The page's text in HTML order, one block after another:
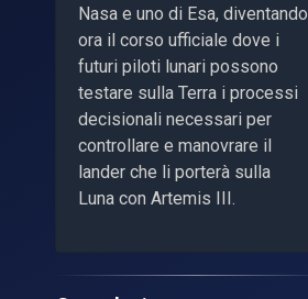
Nasa e uno di Esa, diventando
ora il corso ufficiale dove i
futuri piloti lunari possono
testare sulla Terra i processi
decisionali necessari per
controllare e manovrare il
lander che li porterà sulla
Luna con Artemis III.